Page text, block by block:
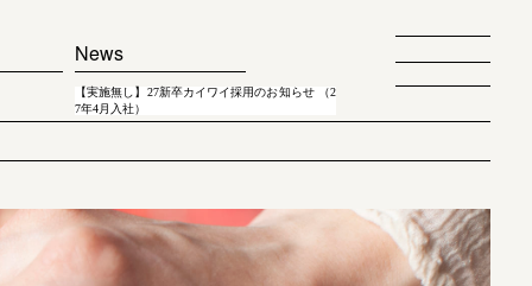
News
【実施無し】27新卒カイワイ採用のお知らせ （2
7年4月入社）